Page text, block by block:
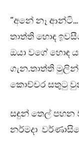
“අනේ නෑ
තාත්ති හොඳ
ඔයා වගේ හොඳ
ගැන.තාත්ති
කොච්චර සතුටු
සඳුන් තෙල් පහන
නර්මදා